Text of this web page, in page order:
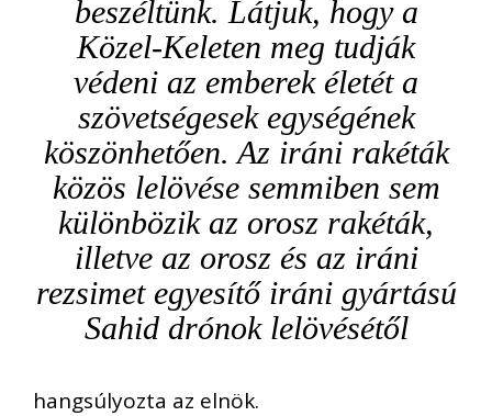
beszéltünk. Látjuk, hogy a
Közel-Keleten meg tudják
védeni az emberek életét a
szövetségesek egységének
köszönhetően. Az iráni rakéták
közös lelövése semmiben sem
különbözik az orosz rakéták,
illetve az orosz és az iráni
rezsimet egyesítő iráni gyártású
Sahid drónok lelövésétől
hangsúlyozta az elnök.